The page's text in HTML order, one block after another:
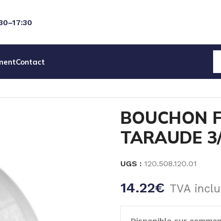
Contact
BOUCHON
TARAUDE
UGS : 120.508.120.01
14.22€ TVA